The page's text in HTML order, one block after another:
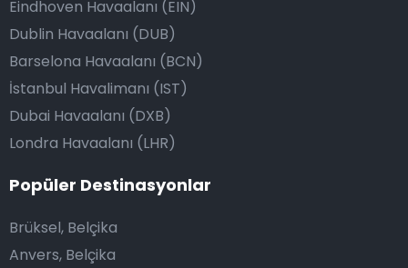
Eindhoven Havaalanı (EIN)
Dublin Havaalanı (DUB)
Barselona Havaalanı (BCN)
İstanbul Havalimanı (IST)
Dubai Havaalanı (DXB)
Londra Havaalanı (LHR)
Popüler Destinasyonlar
Brüksel, Belçika
Anvers, Belçika